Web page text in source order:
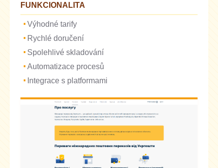
FUNKCIONALITA
Výhodné tarify
Rychlé doručení
Spolehlivé skladování
Automatizace procesů
Integrace s platformami